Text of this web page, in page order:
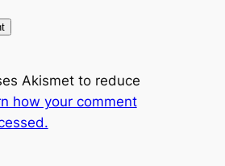
Akismet to reduce
how your comment